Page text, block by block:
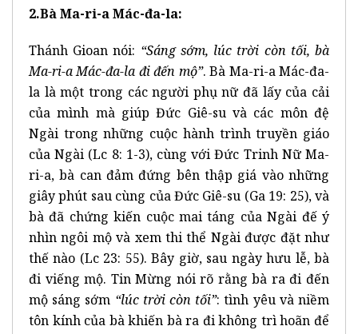
2.Bà Ma-ri-a Mác-đa-la:
Thánh Gioan nói: “Sáng sớm, lúc trời còn tối, bà
Ma-ri-a Mác-đa-la đi đến mộ”. Bà Ma-ri-a Mác-đa-
la là một trong các người phụ nữ đã lấy của cải
của mình mà giúp Đức Giê-su và các môn đệ
Ngài trong những cuộc hành trình truyền giáo
của Ngài (Lc 8: 1-3), cùng với Đức Trinh Nữ Ma-
ri-a, bà can đảm đứng bên thập giá vào những
giây phút sau cùng của Đức Giê-su (Ga 19: 25), và
bà đã chứng kiến cuộc mai táng của Ngài đế ý
nhìn ngôi mộ và xem thi thể Ngài được đặt như
thế nào (Lc 23: 55). Bây giờ, sau ngày hưu lễ, bà
đi viếng mộ. Tin Mừng nói rõ rằng bà ra đi đến
mộ sáng sớm “lúc trời còn tối”: tình yêu và niềm
tôn kính của bà khiến bà ra đi không trì hoãn để